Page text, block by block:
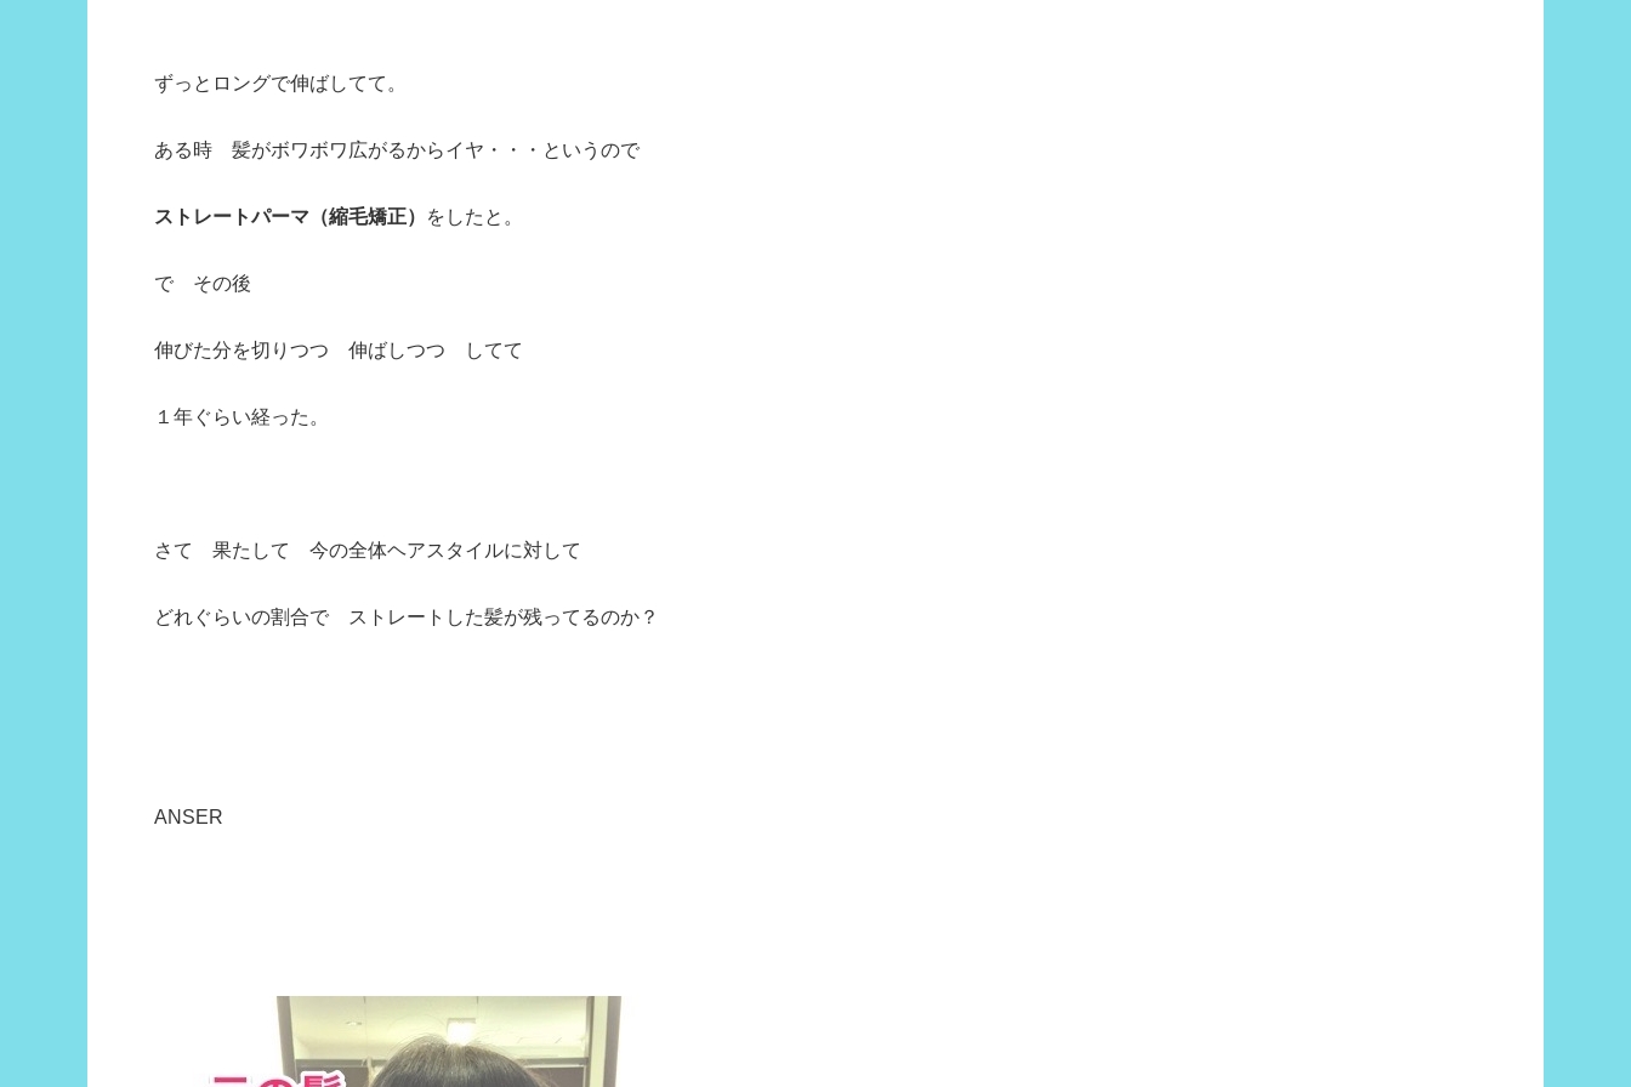
ずっとロングで伸ばしてて。
ある時 髪がボワボワ広がるからイヤ・・・というので
ストレートパーマ（縮毛矯正） をしたと。
で その後
伸びた分を切りつつ 伸ばしつつ してて
１年ぐらい経った。
さて 果たして 今の全体ヘアスタイルに対して
どれぐらいの割合で ストレートした髪が残ってるのか？
ANSER